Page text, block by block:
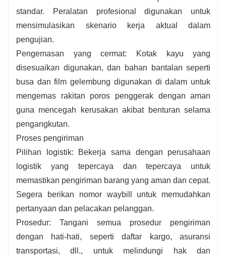
standar. Peralatan profesional digunakan untuk
mensimulasikan skenario kerja aktual dalam
pengujian.
Pengemasan yang cermat: Kotak kayu yang
disesuaikan digunakan, dan bahan bantalan seperti
busa dan film gelembung digunakan di dalam untuk
mengemas rakitan poros penggerak dengan aman
guna mencegah kerusakan akibat benturan selama
pengangkutan.
Proses pengiriman
Pilihan logistik: Bekerja sama dengan perusahaan
logistik yang tepercaya dan tepercaya untuk
memastikan pengiriman barang yang aman dan cepat.
Segera berikan nomor waybill untuk memudahkan
pertanyaan dan pelacakan pelanggan.
Prosedur: Tangani semua prosedur pengiriman
dengan hati-hati, seperti daftar kargo, asuransi
transportasi, dll., untuk melindungi hak dan